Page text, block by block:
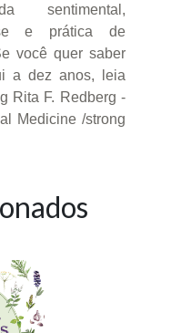
sentimental,
e prática de
você quer saber
a dez anos, leia
Rita F. Redberg -
Medicine /strong